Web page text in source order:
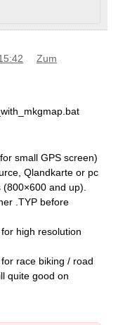
Zum
small GPS screen)
Qlandkarte or pc
and up).
.TYP before
high resolution
race biking / road
quite good on